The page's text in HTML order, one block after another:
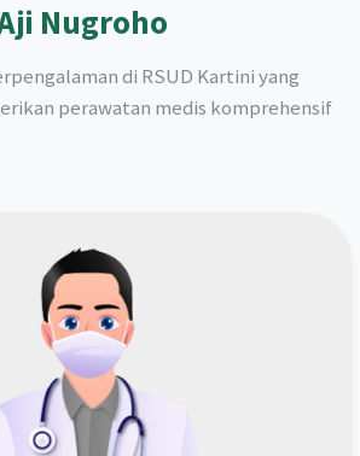
Nugroho
di RSUD Kartini yang
perawatan medis komprehensif